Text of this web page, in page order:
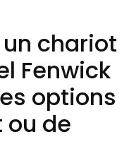
chariot
Fenwick
options
de